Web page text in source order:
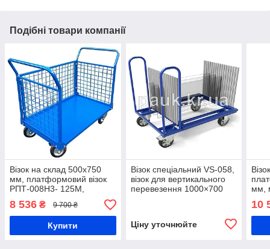
Подібні товари компанії
Візок на склад 500x750
мм, платформовий візок
РПТ-008Н3- 125М,
платформний візок з
бортами з сітки, візок з
трьома бортами
8 536 ₴ 9 700 ₴
Купити
Візок спеціальний VS-058,
візок для вертикального
перевезення 1000×700
Ціну уточнюйте
мм,
10